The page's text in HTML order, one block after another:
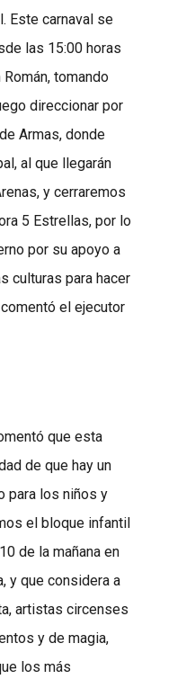
Este carnaval se
las 15:00 horas
tomando
direccionar por
Armas, donde
al que llegarán
y cerraremos
5 Estrellas, por lo
por su apoyo a
culturas para hacer
el ejecutor
que esta
de que hay un
para los niños y
el bloque infantil
de la mañana en
y que considera a
artistas circenses
y de magia,
los más